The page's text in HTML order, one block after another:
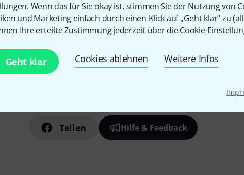
Wenn das für Sie okay ist, stimmen Sie der Nutzung von
und Marketing einfach durch einen Klick auf „Geht klar“ zu (
Ihre erteilte Zustimmung jederzeit über die Cookie-
Geht klar Cookies ablehnen Weitere Infos
Kostenloser Versand ab 29 €
Alle Preise inkl. MwSt.
Teilen Hilfe & Feedback